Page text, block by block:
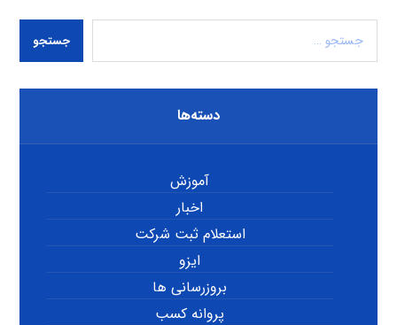
جستجو
دسته‌ها
آموزش
اخبار
استعلام ثبت شرکت
ایزو
بروزرسانی ها
پروانه کسب